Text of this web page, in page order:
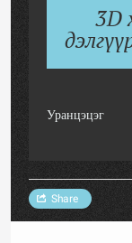
3D
Уранцэцэг
Share